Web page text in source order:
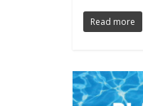
Read more